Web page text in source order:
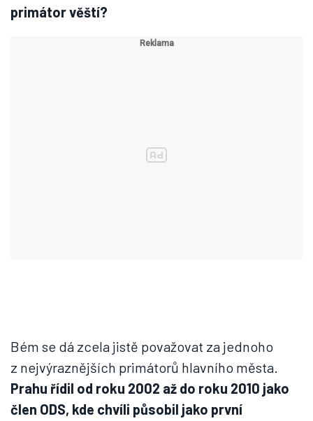
primátor věští?
Bém se dá zcela jistě považovat za jednoho
z nejvýraznějších primátorů hlavního města.
Prahu řídil od roku 2002 až do roku 2010 jako
člen ODS, kde chvíli působil jako první